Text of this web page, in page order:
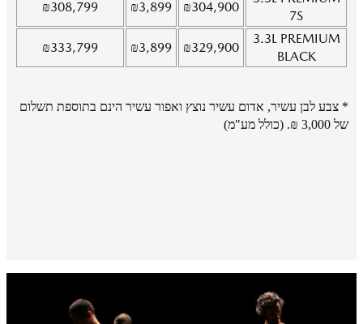
7S
₪304,900
₪3,899
₪308,799
3.3L PREMIUM
BLACK
₪329,900
₪3,899
₪333,799
* צבע לבן עשיר, אדום עשיר נוצץ ואפור עשיר הינם בתוספת תשלום
של 3,000 ₪. (כולל מע"מ)